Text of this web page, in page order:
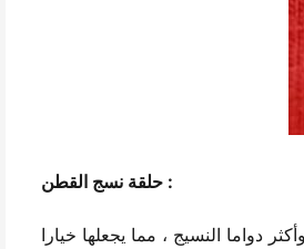
حلقة نسج القطن :
دواما النسيج ، مما يجعلها خيارا